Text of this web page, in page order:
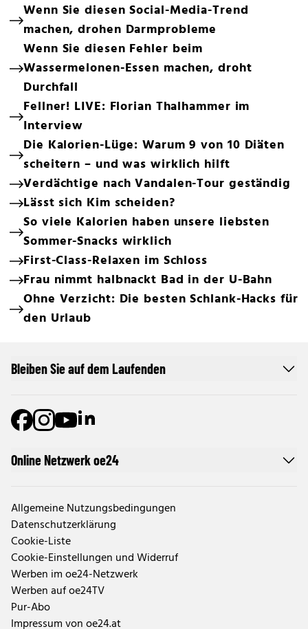
Wenn Sie diesen Social-Media-Trend
machen, drohen Darmprobleme
Wenn Sie diesen Fehler beim
Wassermelonen-Essen machen, droht
Durchfall
Fellner! LIVE: Florian Thalhammer im
Interview
Die Kalorien-Lüge: Warum 9 von 10 Diäten
scheitern – und was wirklich hilft
Verdächtige nach Vandalen-Tour geständig
Lässt sich Kim scheiden?
So viele Kalorien haben unsere liebsten
Sommer-Snacks wirklich
First-Class-Relaxen im Schloss
Frau nimmt halbnackt Bad in der U-Bahn
Ohne Verzicht: Die besten Schlank-Hacks für
den Urlaub
Online Netzwerk oe24
Allgemeine Nutzungsbedingungen
Datenschutzerklärung
Cookie-Liste
Cookie-Einstellungen und Widerruf
Werben im oe24-Netzwerk
Werben auf oe24TV
Pur-Abo
Impressum von oe24.at
Bleiben Sie auf dem Laufenden